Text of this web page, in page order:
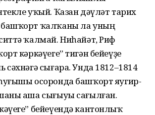
уҡый. Ҡазан дәүләт тарих
ҡалҡаны ла уның
ҡалмай. Ниһайәт, Риф
кәркәүе­ге” тигән бейеүҙе
сәхнәгә сығара. Унда 1812–1814
осоронда башҡорт яу­гир­
аша сығыуы сағылған.
бейеүендә кантонлыҡ